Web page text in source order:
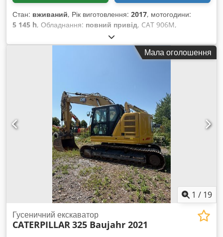
Стан: вживаний, Рік виготовлення: 2017, мотогодини:
5 145 h, Обладнання: повний привід, CAT 906M,
фронтальний навантажувач, рік випуску 2017,
укомплектований ковшем та вилами! ----* Виробник: CAT *
Модель: 906M * Рік випуску: 2017 * Напрацьовано:
сертифікація CE та підтвердження даних * Додаткові
фотографії та відео надаються за запитом (WhatsApp, Ерік)
* Ціна: 26 900 євро, без ПДВ + 19% ПДВ ----Для отримання
додаткової інформації, будь ласка, телефонуйте: Ерік
Кортум: WhatsApp ?Уся інформація надається без гарантії
та відповідальності, можливі помилки та попередній
Мала оголошення
1 / 19
Гусеничний екскаватор
CATERPILLAR325 Baujahr 2021